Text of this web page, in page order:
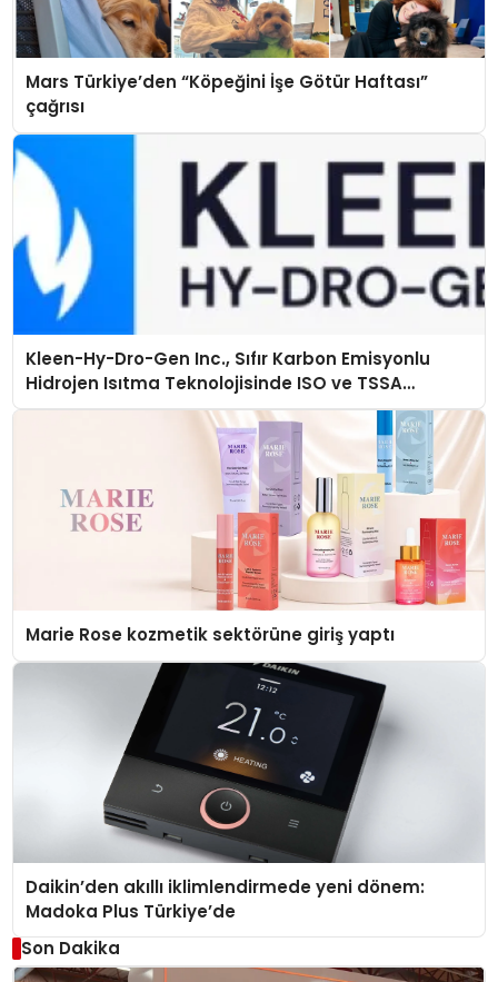
Mars Türkiye’den “Köpeğini İşe Götür Haftası”
çağrısı
Kleen-Hy-Dro-Gen Inc., Sıfır Karbon Emisyonlu
Hidrojen Isıtma Teknolojisinde ISO ve TSSA
Düzenleyici Onaylarını Aldı
Marie Rose kozmetik sektörüne giriş yaptı
Daikin’den akıllı iklimlendirmede yeni dönem:
Madoka Plus Türkiye’de
Son Dakika